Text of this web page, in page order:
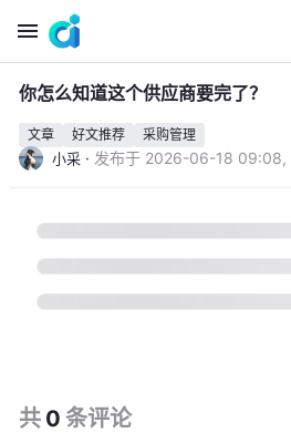
你怎么知道这个供应商要完了？
文章 好文推荐 采购管理
小采 · 发布于 2026-06-18 09:08,
共 0 条评论